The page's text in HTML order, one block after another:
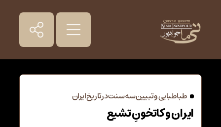
طباطبایی و تبیین سه سنت در تاریخ ایران
ایران و کاتخونِ تشیع